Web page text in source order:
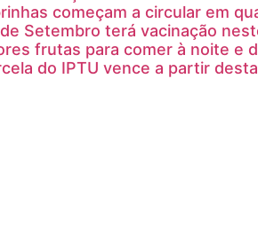
começam a circular em
Setembro terá vacinação
frutas para comer à noite e
do IPTU vence a partir